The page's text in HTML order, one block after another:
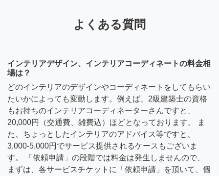
よくある質問
インテリアデザイン、インテリアコーディネートの料金相
場は？
どのインテリアのデザインやコーディネートをしてもらい
たいかによっても変動します。例えば、2級建築士の資格
もお持ちのインテリアコーディネーターさんですと、
20,000円（交通費、雑費込）ほどとなっております。 ま
た、ちょっとしたインテリアのアドバイス等ですと、
3,000-5,000円でサービス提供されるケースもございま
す。 「依頼申請」の段階では料金は発生しませんので、
まずは、各サービスチケットに「依頼申請」を頂いて、個